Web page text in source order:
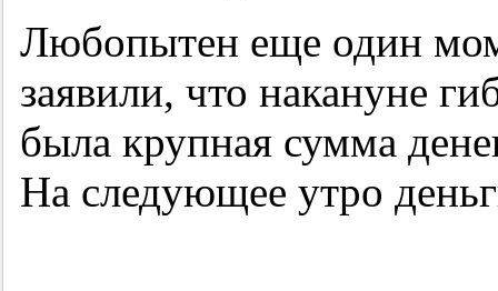
Любопытен еще один
заявили, что накануне
была крупная сумма
На следующее утро